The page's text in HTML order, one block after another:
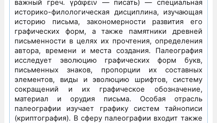
важный греч. γράφειν — писать) — специальная
историко-филологическая дисциплина, изучающая
историю письма, закономерности развития его
графических форм, а также памятники древней
письменности в целях их прочтения, определения
автора, времени и места создания. Палеография
исследует эволюцию графических форм букв,
письменных знаков, пропорции их составных
элементов, виды и эволюцию шрифтов, систему
сокращений и их графическое обозначение,
материал и орудия письма. Особая отрасль
палеографии изучает графику систем тайнописи
(криптография). В сферу палеографии входит также